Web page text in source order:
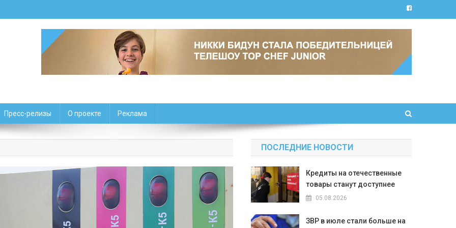
Пресс-релизы О проекте Реклама
ПОСЛЕДНИЕ НОВОСТИ
Кредиты на отечественные
товары станут доступнее
05.08.2026
ЗВР в июле стали больше на